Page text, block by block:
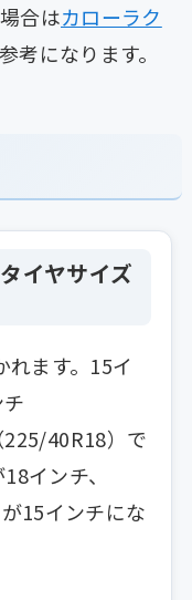
合はカローラク
考になります。
イヤサイズ
れます。15イ
225/40R18）で
インチ、
が15インチにな